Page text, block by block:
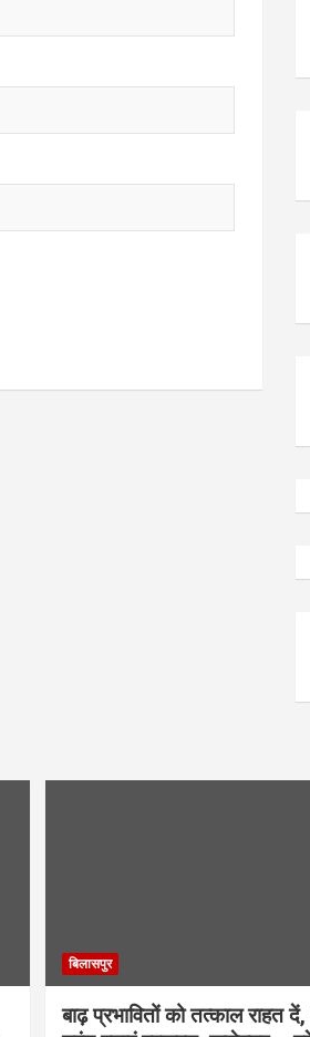
बिलासपुर
बाढ़ प्रभावितों को तत्काल राहत